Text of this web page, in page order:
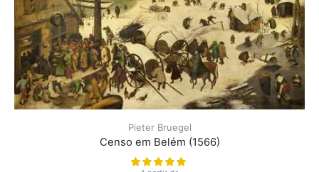
Pieter Bruegel
Censo em Belém (1566)